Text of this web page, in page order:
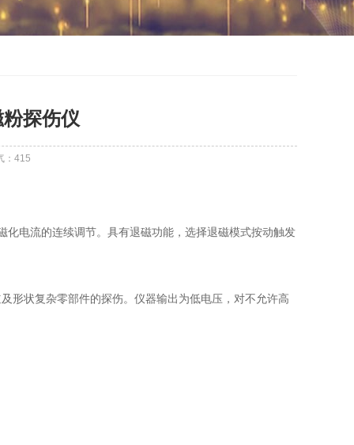
探伤仪
： 415
电流的连续调节。具有退磁功能，选择退磁模式按动触发
形状复杂零部件的探伤。仪器输出为低电压，对不允许高